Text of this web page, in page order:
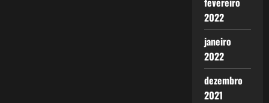
2022
janeiro
2022
dezembro
2021